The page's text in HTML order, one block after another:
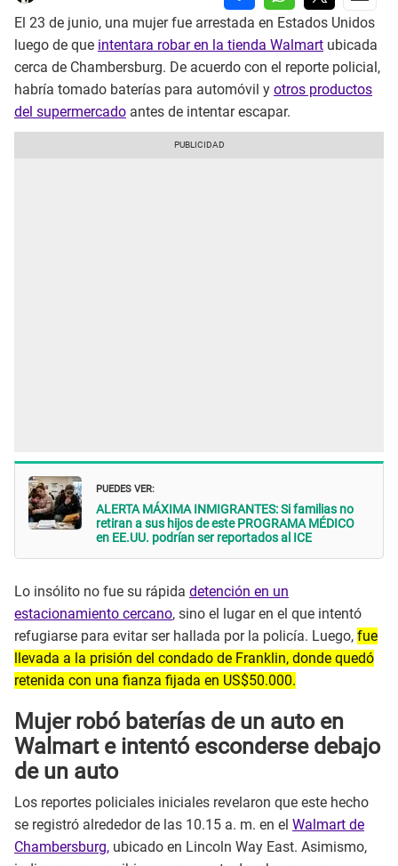
El 23 de junio, una mujer fue arrestada en Estados Unidos
luego de que intentara robar en la tienda Walmart ubicada
cerca de Chambersburg. De acuerdo con el reporte policial,
habría tomado baterías para automóvil y otros productos
del supermercado antes de intentar escapar.
PUEDES VER:
ALERTA MÁXIMA INMIGRANTES: Si familias no
retiran a sus hijos de este PROGRAMA MÉDICO
en EE.UU. podrían ser reportados al ICE
Lo insólito no fue su rápida detención en un
estacionamiento cercano, sino el lugar en el que intentó
refugiarse para evitar ser hallada por la policía. Luego, fue
llevada a la prisión del condado de Franklin, donde quedó
retenida con una fianza fijada en US$50.000.
Mujer robó baterías de un auto en
Walmart e intentó esconderse debajo
de un auto
Los reportes policiales iniciales revelaron que este hecho
se registró alrededor de las 10.15 a. m. en el Walmart de
Chambersburg, ubicado en Lincoln Way East. Asimismo,